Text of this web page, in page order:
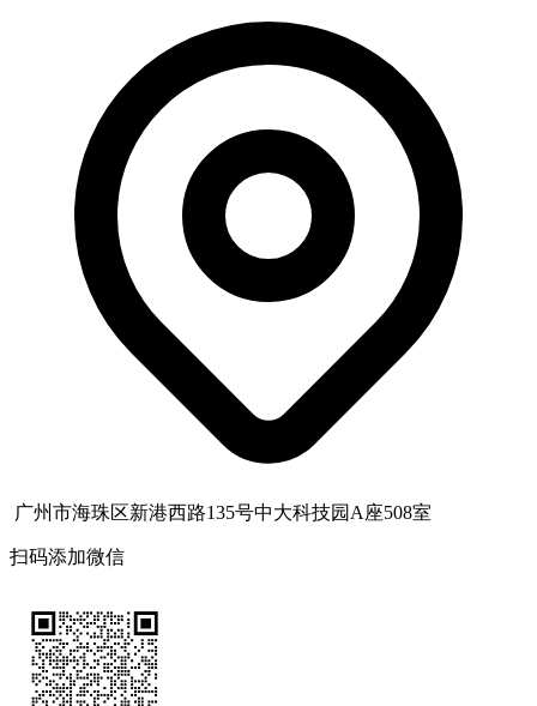
广州市海珠区新港西路135号中大科技园A座508室
扫码添加微信